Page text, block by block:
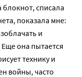
блокнот, списала
показала мне:
и
она пытается
технику и
войны, часто